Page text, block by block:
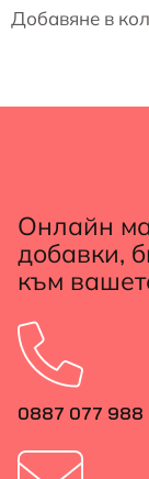
Добавяне в
Онлайн
добавки,
към
0887 077 988